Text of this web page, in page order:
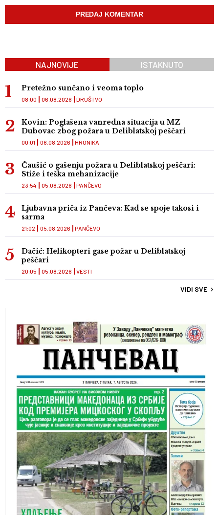
NAJNOVIJE ISTAKNUTO
Pretežno sunčano i veoma toplo
DRUŠTVO
08:00 06.08.2026
Kovin: Poglašena vanredna situacija u MZ
Dubovac zbog požara u Deliblatskoj peščari
HRONIKA
00:01 06.08.2026
Čaušić o gašenju požara u Deliblatskoj peščari:
Stiže i teška mehanizacije
PANČEVO
23:54 05.08.2026
Ljubavna priča iz Pančeva: Kad se spoje takosi i
sarma
PANČEVO
21:02 05.08.2026
Dačić: Helikopteri gase požar u Deliblatskoj
peščari
VESTI
20:05 05.08.2026
VIDI SVE